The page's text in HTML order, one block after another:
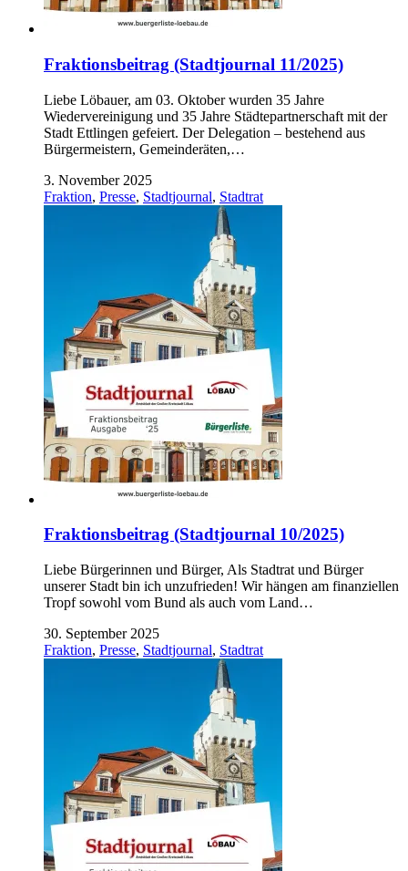
Fraktionsbeitrag (Stadtjournal 11/2025)
Liebe Löbauer, am 03. Oktober wurden 35 Jahre
Wiedervereinigung und 35 Jahre Städtepartnerschaft mit der
Stadt Ettlingen gefeiert. Der Delegation – bestehend aus
Bürgermeistern, Gemeinderäten,…
3. November 2025
Fraktion, Presse, Stadtjournal, Stadtrat
Fraktionsbeitrag (Stadtjournal 10/2025)
Liebe Bürgerinnen und Bürger, Als Stadtrat und Bürger
unserer Stadt bin ich unzufrieden! Wir hängen am finanziellen
Tropf sowohl vom Bund als auch vom Land…
30. September 2025
Fraktion, Presse, Stadtjournal, Stadtrat